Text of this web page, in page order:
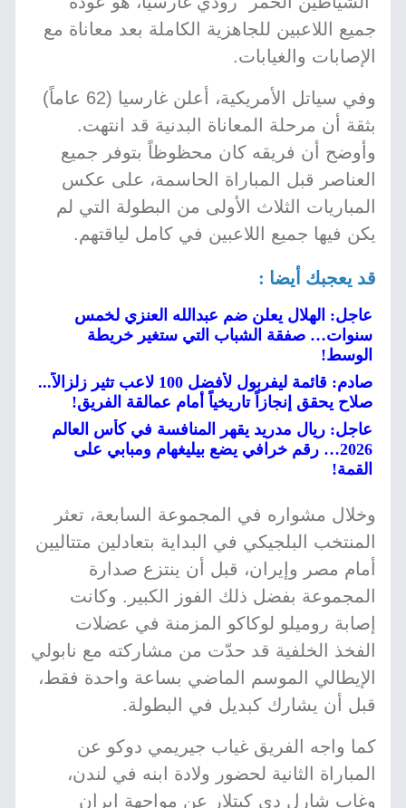
جميع اللاعبين للجاهزية الكاملة بعد معاناة مع
الإصابات والغيابات.
وفي سياتل الأمريكية، أعلن غارسيا (62 عاماً)
بثقة أن مرحلة المعاناة البدنية قد انتهت.
وأوضح أن فريقه كان محظوظاً بتوفر جميع
العناصر قبل المباراة الحاسمة، على عكس
المباريات الثلاث الأولى من البطولة التي لم
يكن فيها جميع اللاعبين في كامل لياقتهم.
قد يعجبك أيضا :
عاجل: الهلال يعلن ضم عبدالله العنزي لخمس
سنوات… صفقة الشباب التي ستغير خريطة
الوسط!
صادم: قائمة ليفربول لأفضل 100 لاعب تثير زلزالاً...
صلاح يحقق إنجازاً تاريخياً أمام عمالقة الفريق!
عاجل: ريال مدريد يقهر المنافسة في كأس العالم
2026… رقم خرافي يضع بيليغهام ومبابي على
القمة!
وخلال مشواره في المجموعة السابعة، تعثر
المنتخب البلجيكي في البداية بتعادلين متتاليين
أمام مصر وإيران، قبل أن ينتزع صدارة
المجموعة بفضل ذلك الفوز الكبير. وكانت
إصابة روميلو لوكاكو المزمنة في عضلات
الفخذ الخلفية قد حدّت من مشاركته مع نابولي
الإيطالي الموسم الماضي بساعة واحدة فقط،
قبل أن يشارك كبديل في البطولة.
كما واجه الفريق غياب جيريمي دوكو عن
المباراة الثانية لحضور ولادة ابنه في لندن،
وغاب شارل دي كيتلار عن مواجهة إيران